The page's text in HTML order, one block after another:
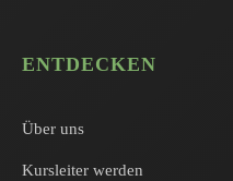
ENTDECKEN
Über uns
Kursleiter werden